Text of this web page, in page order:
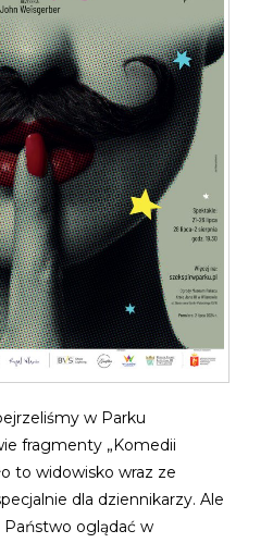
w Parku
fragmenty „Komedii
to widowisko wraz ze
dla dziennikarzy. Ale
oglądać w